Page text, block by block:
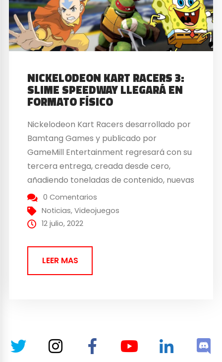
NICKELODEON KART RACERS 3:
SLIME SPEEDWAY LLEGARÁ EN
FORMATO FÍSICO
Nickelodeon Kart Racers desarrollado por
Bamtang Games y publicado por
GameMill Entertainment regresará con su
tercera entrega, creada desde cero,
añadiendo toneladas de contenido, nuevas
pistas que incluyen tramos acuáticos con
motos de agua, nuevos personajes,
enormes opciones de personalización y
Racers 3: Slime Speedway llegará en
formato para PlayStation 5,...
0 Comentarios
Noticias,Videojuegos
12 julio, 2022
LEER MAS